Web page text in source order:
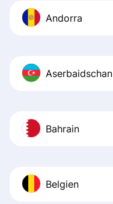
Andorra
Aserbaidschan
Bahrain
Belgien